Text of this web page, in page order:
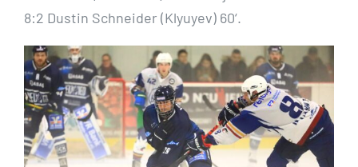
8:2 Dustin Schneider (Klyuyev) 60‘.